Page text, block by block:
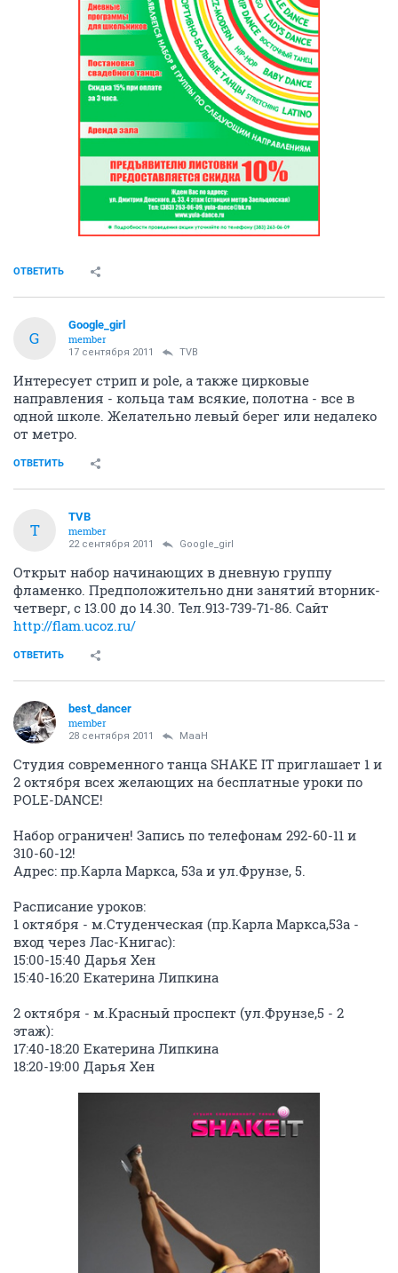
ОТВЕТИТЬ
G
Google_girl
member
17 сентября 2011 TVB
Интересует стрип и pole, а также цирковые
направления - кольца там всякие, полотна - все в
одной школе. Желательно левый берег или недалеко
от метро.
ОТВЕТИТЬ
T
TVB
member
22 сентября 2011 Google_girl
Открыт набор начинающих в дневную группу
фламенко. Предположительно дни занятий вторник-
четверг, с 13.00 до 14.30. Тел.913-739-71-86. Сайт
http://flam.ucoz.ru/
ОТВЕТИТЬ
best_dancer
member
28 сентября 2011 MaaH
Студия современного танца SHAKE IT приглашает 1 и
2 октября всех желающих на бесплатные уроки по
POLE-DANCE!
Набор ограничен! Запись по телефонам 292-60-11 и
310-60-12!
Адрес: пр.Карла Маркса, 53а и ул.Фрунзе, 5.
Расписание уроков:
1 октября - м.Студенческая (пр.Карла Маркса,53а -
вход через Лас-Книгас):
15:00-15:40 Дарья Хен
15:40-16:20 Екатерина Липкина
2 октября - м.Красный проспект (ул.Фрунзе,5 - 2
этаж):
17:40-18:20 Екатерина Липкина
18:20-19:00 Дарья Хен